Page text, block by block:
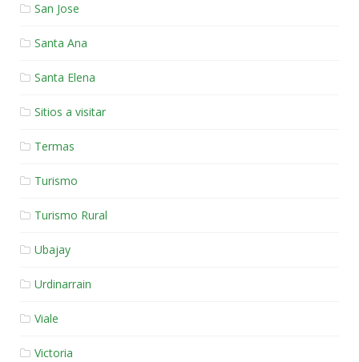
San Jose
Santa Ana
Santa Elena
Sitios a visitar
Termas
Turismo
Turismo Rural
Ubajay
Urdinarrain
Viale
Victoria